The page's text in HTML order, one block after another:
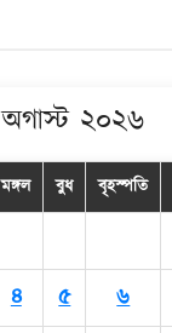
অগাস্ট ২০২৬
মঙ্গল বুধ বৃহস্পতি
৪ ৫ ৬